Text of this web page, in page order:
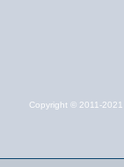
Copyright © 2011-